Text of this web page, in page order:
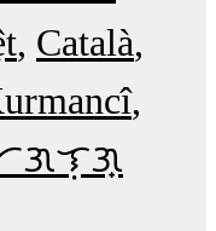
Català